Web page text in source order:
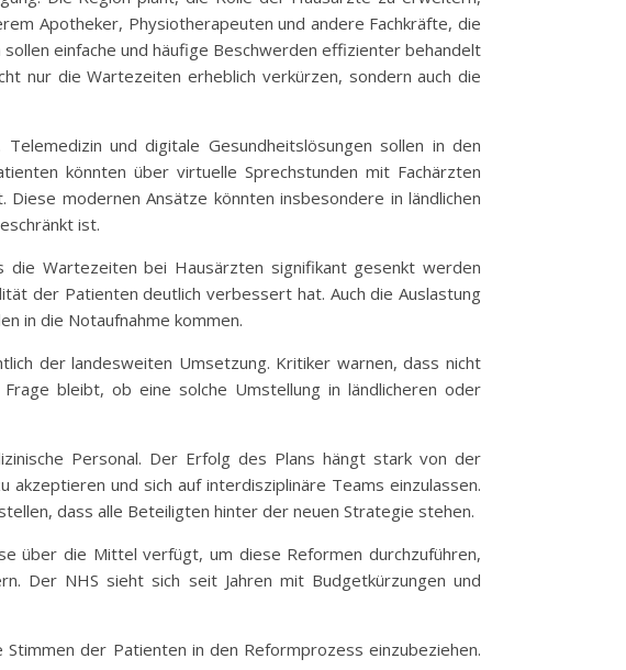
Apotheker, Physiotherapeuten und andere Fachkräfte, die
einfache und häufige Beschwerden effizienter behandelt
nur die Wartezeiten erheblich verkürzen, sondern auch die
und digitale Gesundheitslösungen sollen in den
könnten über virtuelle Sprechstunden mit Fachärzten
modernen Ansätze könnten insbesondere in ländlichen
ist.
Wartezeiten bei Hausärzten signifikant gesenkt werden
der Patienten deutlich verbessert hat. Auch die Auslastung
in die Notaufnahme kommen.
der landesweiten Umsetzung. Kritiker warnen, dass nicht
bleibt, ob eine solche Umstellung in ländlicheren oder
Personal. Der Erfolg des Plans hängt stark von der
und sich auf interdisziplinäre Teams einzulassen.
dass alle Beteiligten hinter der neuen Strategie stehen.
über die Mittel verfügt, um diese Reformen durchzuführen,
Der NHS sieht sich seit Jahren mit Budgetkürzungen und
der Patienten in den Reformprozess einzubeziehen.